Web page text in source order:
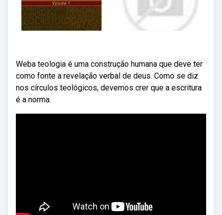
Weba teologia é uma construção humana que deve ter
como fonte a revelação verbal de deus. Como se diz
nos círculos teológicos, devemos crer que a escritura
é a norma.